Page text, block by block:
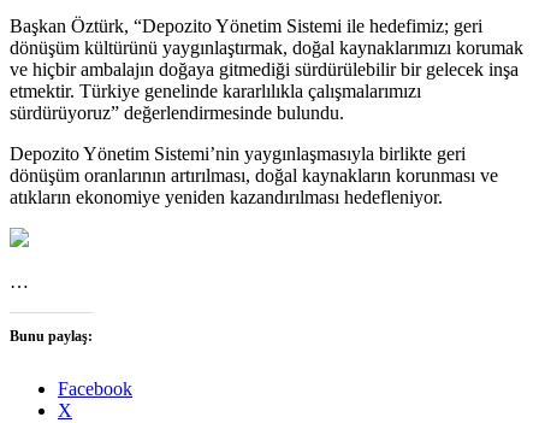
Başkan Öztürk, “Depozito Yönetim Sistemi ile hedefimiz; geri
dönüşüm kültürünü yaygınlaştırmak, doğal kaynaklarımızı korumak
ve hiçbir ambalajın doğaya gitmediği sürdürülebilir bir gelecek inşa
etmektir. Türkiye genelinde kararlılıkla çalışmalarımızı
sürdürüyoruz” değerlendirmesinde bulundu.
Depozito Yönetim Sistemi’nin yaygınlaşmasıyla birlikte geri
dönüşüm oranlarının artırılması, doğal kaynakların korunması ve
atıkların ekonomiye yeniden kazandırılması hedefleniyor.
…
Bunu paylaş:
Facebook
X